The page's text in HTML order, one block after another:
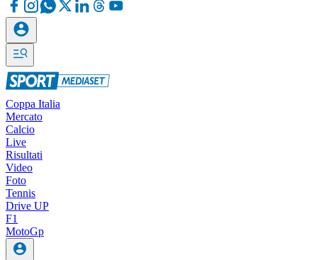
Coppa Italia
Mercato
Calcio
Live
Risultati
Video
Foto
Tennis
Drive UP
F1
MotoGp